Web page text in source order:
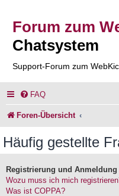
Forum zum
Chatsystem
Support-Forum zum
FAQ
Foren-Übersicht
Häufig gestellte
Registrierung und Anmeldung
Wozu muss ich mich
Was ist COPPA?